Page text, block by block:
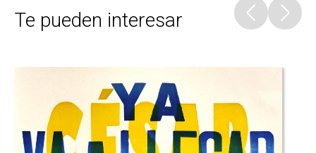
Te pueden interesar